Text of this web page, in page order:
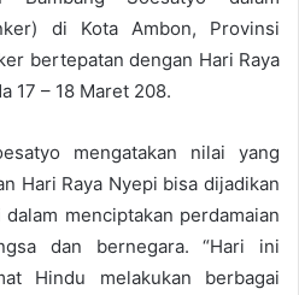
di Kota Ambon, Provinsi
bertepatan dengan Hari Raya
17 – 18 Maret 208.
mengatakan nilai yang
Hari Raya Nyepi bisa dijadikan
menciptakan perdamaian
dan bernegara. “Hari ini
Hindu melakukan berbagai